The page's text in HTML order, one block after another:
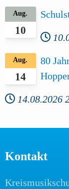
10
Aug.
14
Aug.
80
14.08.2026
Kontakt